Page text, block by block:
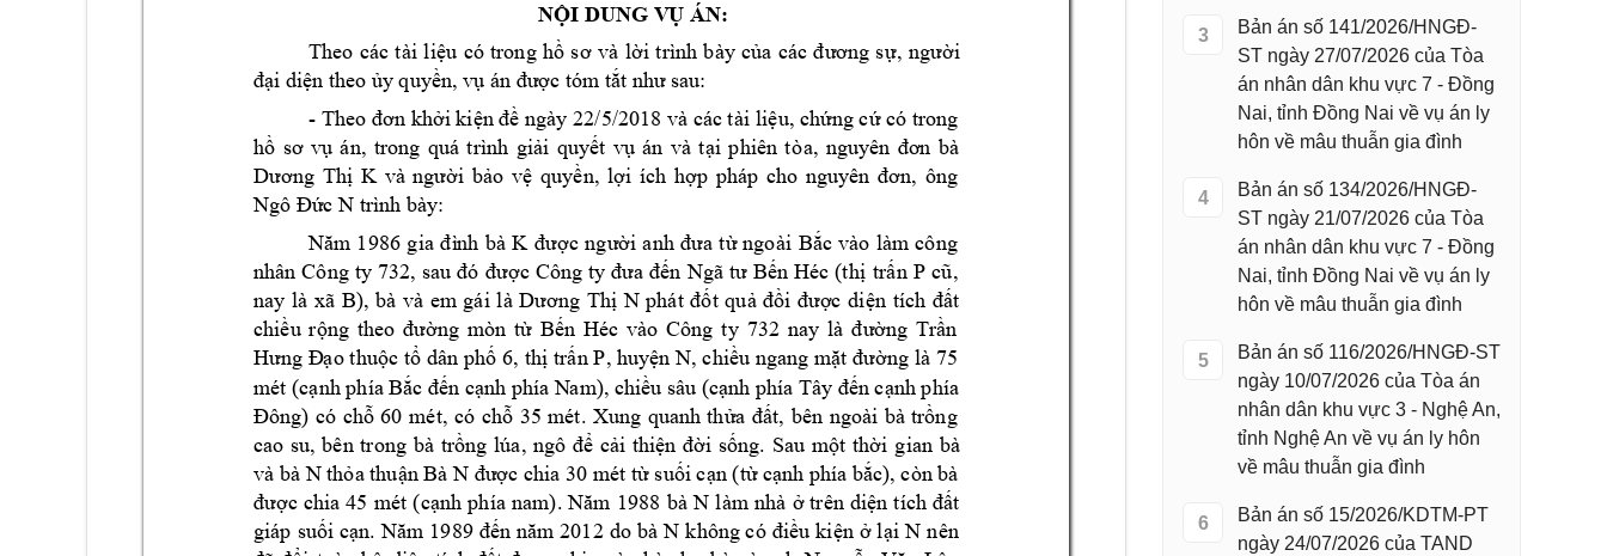
NỘI DUNG VỤ ÁN:
Theo các tài liệu có trong hồ sơ và lời trình bày của các đương sự, người
đại diện theo ủy quyền, vụ án được tóm tắt như sau:
- Theo đơn khởi kiện đề ngày 22/5/2018 và các tài liệu, chứng cứ có trong
hồ sơ vụ án, trong quá trình giải quyết vụ án và tại phiên tòa, nguyên đơn bà
Dương Thị K và người bảo vệ quyền, lợi ích hợp pháp cho nguyên đơn, ông
Ngô Đức N trình bày:
Năm 1986 gia đình bà K được người anh đưa từ ngoài Bắc vào làm công
nhân Công ty 732, sau đó được Công ty đưa đến Ngã tư Bến Héc (thị trấn P cũ,
nay là xã B), bà và em gái là Dương Thị N phát đốt quả đồi được diện tích đất
chiều rộng theo đường mòn từ Bến Héc vào Công ty 732 nay là đường Trần
Hưng Đạo thuộc tổ dân phố 6, thị trấn P, huyện N, chiều ngang mặt đường là 75
mét (cạnh phía Bắc đến cạnh phía Nam), chiều sâu (cạnh phía Tây đến cạnh phía
Đông) có chỗ 60 mét, có chỗ 35 mét. Xung quanh thửa đất, bên ngoài bà trồng
cao su, bên trong bà trồng lúa, ngô để cải thiện đời sống. Sau một thời gian bà
và bà N thỏa thuận Bà N được chia 30 mét từ suối cạn (từ cạnh phía bắc), còn bà
được chia 45 mét (cạnh phía nam). Năm 1988 bà N làm nhà ở trên diện tích đất
giáp suối cạn. Năm 1989 đến năm 2012 do bà N không có điều kiện ở lại N nên
3
Bản án số 141/2026/HNGĐ-
ST ngày 27/07/2026 của Tòa
án nhân dân khu vực 7 - Đồng
Nai, tỉnh Đồng Nai về vụ án ly
hôn về mâu thuẫn gia đình
4
Bản án số 134/2026/HNGĐ-
ST ngày 21/07/2026 của Tòa
án nhân dân khu vực 7 - Đồng
Nai, tỉnh Đồng Nai về vụ án ly
hôn về mâu thuẫn gia đình
5
Bản án số 116/2026/HNGĐ-ST
ngày 10/07/2026 của Tòa án
nhân dân khu vực 3 - Nghệ An,
tỉnh Nghệ An về vụ án ly hôn
về mâu thuẫn gia đình
6
Bản án số 15/2026/KDTM-PT
ngày 24/07/2026 của TAND